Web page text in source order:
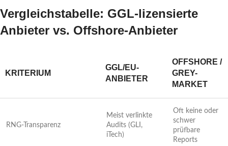
Vergleichstabelle: GGL-lizensierte
Anbieter vs. Offshore-Anbieter
KRITERIUM
GGL/EU-
ANBIETER
OFFSHORE /
GREY-
MARKET
RNG-Transparenz
Meist verlinkte
Audits (GLI,
iTech)
Oft keine oder
schwer
prüfbare
Reports